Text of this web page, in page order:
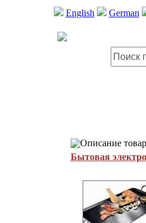
English German
Описание
Бытовая